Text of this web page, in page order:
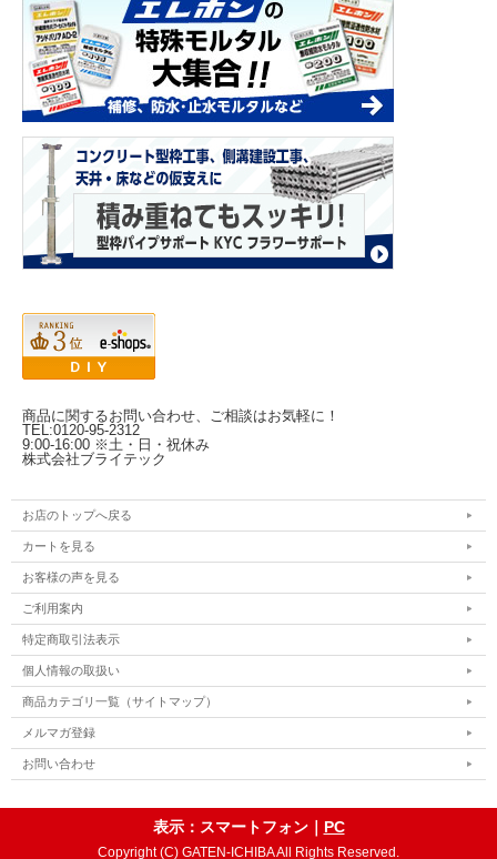
商品に関するお問い合わせ、ご相談はお気軽に！
TEL:0120-95-2312
9:00-16:00 ※土・日・祝休み
株式会社ブライテック
お店のトップへ戻る
カートを見る
お客様の声を見る
ご利用案内
特定商取引法表示
個人情報の取扱い
商品カテゴリ一覧（サイトマップ）
メルマガ登録
お問い合わせ
表示：スマートフォン｜ PC
Copyright (C) GATEN-ICHIBA All Rights Reserved.